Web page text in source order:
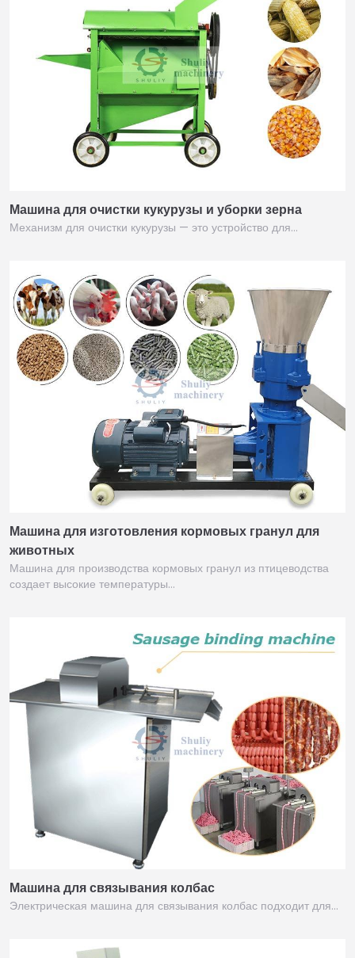
Машина для очистки кукурузы и уборки зерна
Механизм для очистки кукурузы — это устройство для…
Машина для изготовления кормовых гранул для
животных
Машина для производства кормовых гранул из птицеводства
создает высокие температуры…
Машина для связывания колбас
Электрическая машина для связывания колбас подходит для…